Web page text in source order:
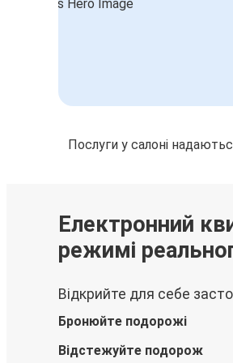
Послуги у салоні
Електронний
режимі
Відкрийте для себе
Бронюйте подорожі
Відстежуйте подорож